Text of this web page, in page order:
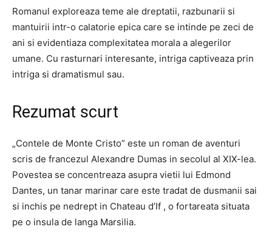
Romanul exploreaza teme ale dreptatii, razbunarii si
mantuirii intr-o calatorie epica care se intinde pe zeci de
ani si evidentiaza complexitatea morala a alegerilor
umane. Cu rasturnari interesante, intriga captiveaza prin
intriga si dramatismul sau.
Rezumat scurt
„Contele de Monte Cristo” este un roman de aventuri
scris de francezul Alexandre Dumas in secolul al XIX-lea.
Povestea se concentreaza asupra vietii lui Edmond
Dantes, un tanar marinar care este tradat de dusmanii sai
si inchis pe nedrept in Chateau d’If , o fortareata situata
pe o insula de langa Marsilia.